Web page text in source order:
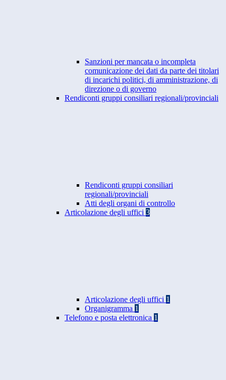
Sanzioni per mancata o incompleta
comunicazione dei dati da parte dei titolari
di incarichi politici, di amministrazione, di
direzione o di governo
Rendiconti gruppi consiliari regionali/provinciali
Rendiconti gruppi consiliari
regionali/provinciali
Atti degli organi di controllo
Articolazione degli uffici 3
Articolazione degli uffici 1
Organigramma 1
Telefono e posta elettronica 1